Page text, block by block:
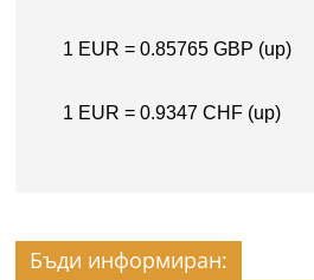
Бъди информиран: